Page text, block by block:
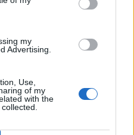
my
Advertising.
Use,
of my
with the
grūtos brīžus – kļūsti par